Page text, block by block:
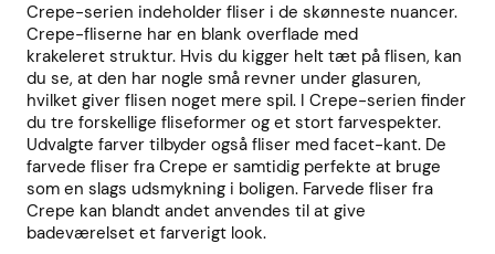
Crepe-serien indeholder fliser i de skønneste nuancer.
Crepe-fliserne har en blank overflade med
krakeleret struktur. Hvis du kigger helt tæt på flisen, kan
du se, at den har nogle små revner under glasuren,
hvilket giver flisen noget mere spil. I Crepe-serien finder
du tre forskellige fliseformer og et stort farvespekter.
Udvalgte farver tilbyder også fliser med facet-kant. De
farvede fliser fra Crepe er samtidig perfekte at bruge
som en slags udsmykning i boligen. Farvede fliser fra
Crepe kan blandt andet anvendes til at give
badeværelset et farverigt look.